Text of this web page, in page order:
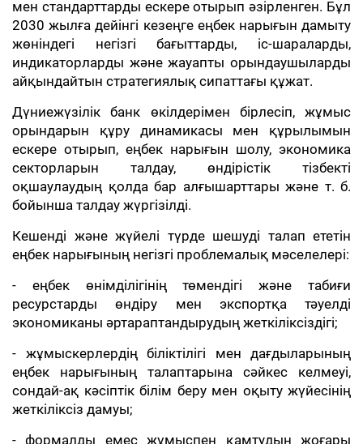
мен стандарттарды ескере отырып әзірленген. Бұл
2030 жылға дейінгі кезеңге еңбек нарығын дамыту
жөніндегі негізгі бағыттарды, іс-шараларды,
индикаторларды және жауапты орындаушыларды
айқындайтын стратегиялық сипаттағы құжат.
Дүниежүзілік банк өкілдерімен бірлесіп, жұмыс
орындарын құру динамикасы мен құрылымын
ескере отырып, еңбек нарығын шолу, экономика
секторларын талдау, өндірістік тізбекті
оқшаулаудың қолда бар алғышарттары және т. б.
бойынша талдау жүргізілді.
Кешенді және жүйелі түрде шешуді талап ететін
еңбек нарығының негізгі проблемалық мәселелері:
- еңбек өнімділігінің төмендігі және табиғи
ресурстарды өндіру мен экспортқа тәуелді
экономиканы әртараптандырудың жеткіліксіздігі;
- жұмыскерлердің біліктілігі мен дағдыларының
еңбек нарығының талаптарына сәйкес келмеуі,
сондай-ақ кәсіптік білім беру мен оқыту жүйесінің
жеткіліксіз дамуы;
- формалды емес жұмыспен қамтудың жоғары